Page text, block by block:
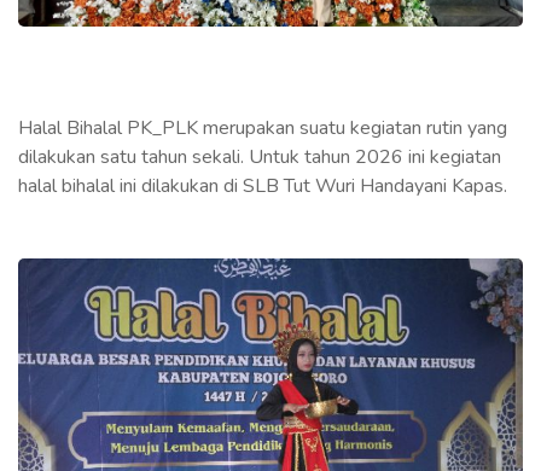
Halal Bihalal PK_PLK merupakan suatu kegiatan rutin yang
dilakukan satu tahun sekali. Untuk tahun 2026 ini kegiatan
halal bihalal ini dilakukan di SLB Tut Wuri Handayani Kapas.